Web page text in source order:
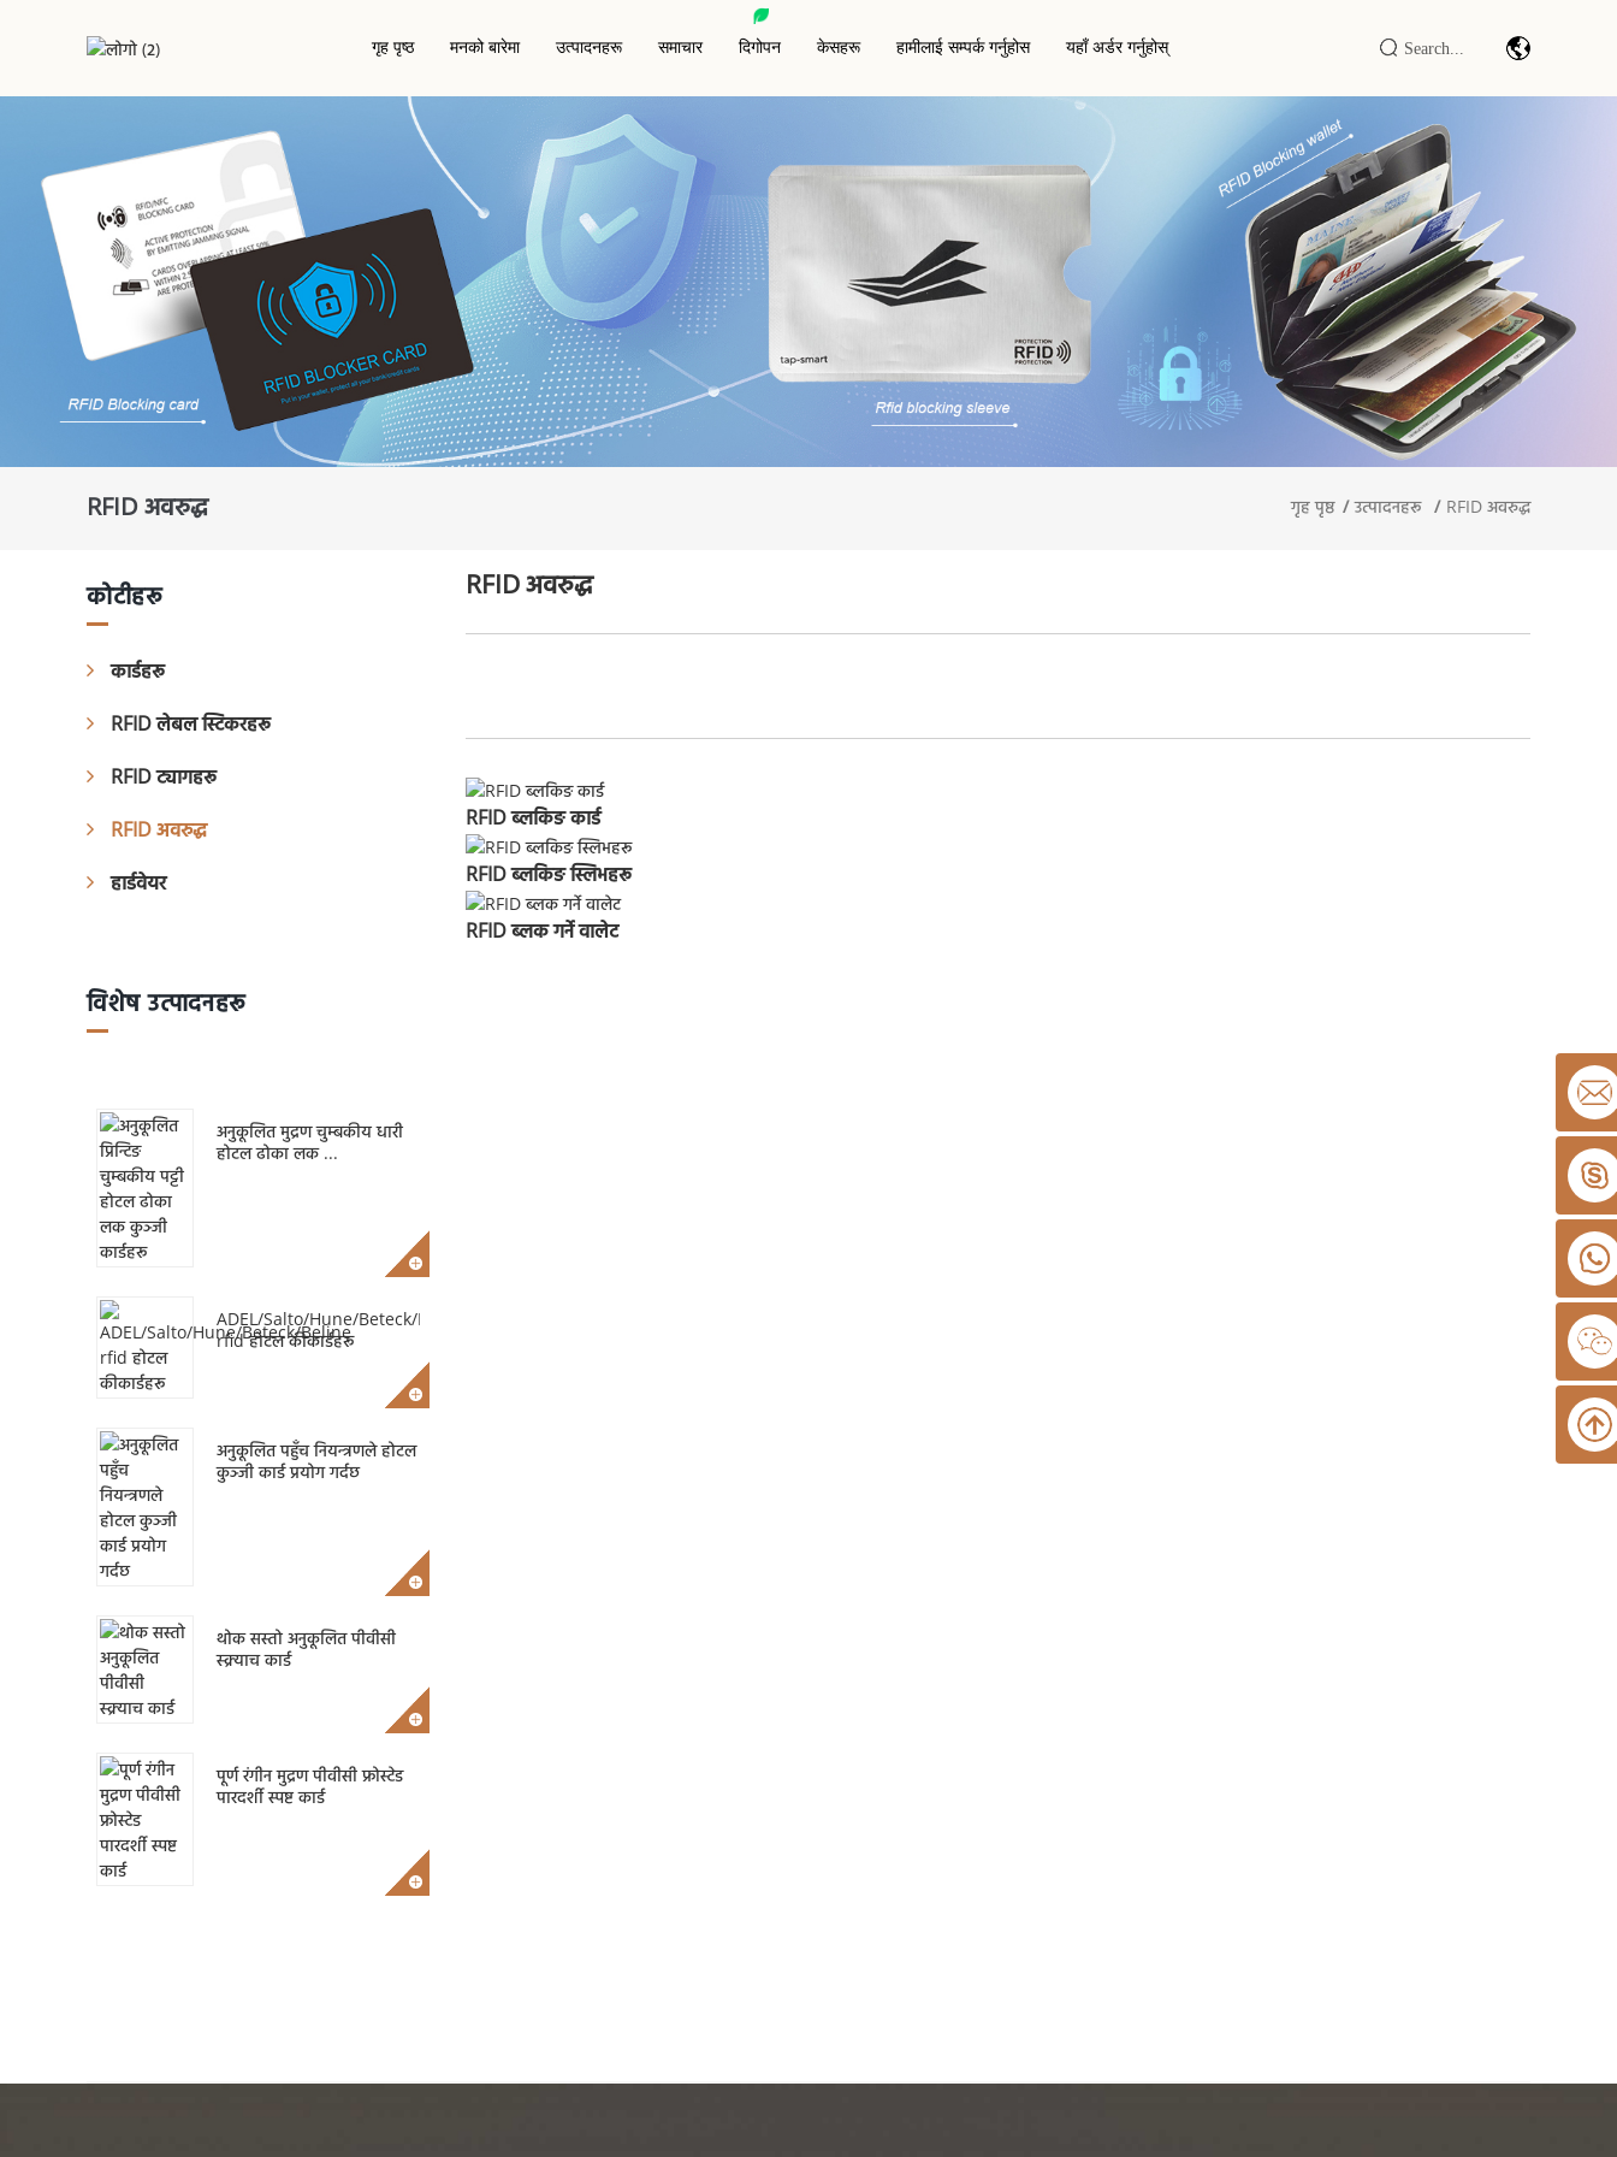
गृह पृष्ठ मनको बारेमा उत्पादनहरू
सम्पर्क आईसी चिप कार्ड
पीवीसी कार्डहरू
RFID इपोक्सी कार्ड
परियोजना-आधारित कार्ड
काठको आरएफआईडी कार्ड
धातु कार्ड
पर्यावरणमैत्री कार्ड
NFC प्रिन्टेड लेबल/स्टिकर
RFID ड्राई इन्ले
RFID वेट इन्ले/स्टिकर
RFID सेतो लेबल/स्टिकर
RFID रिस्टब्यान्ड
विशेष आरएफआईडी ट्यागहरू
RFID ब्लकिङ कार्ड
RFID ब्लकिङ स्लिभहरू
बारकोड स्क्यान मोड्युल/इन्जिन
औद्योगिक IOT DTU/RTU
RFID LF/HF/UHF रिडर/लेखक
RFID स्मार्ट क्याबिनेट / टर्मिनल
समाचार दिगोपन केसहरू हामीलाई सम्पर्क गर्नुहोस यहाँ अर्डर गर्नुहोस्
RFID अवरुद्ध गृह पृष्ठ उत्पादनहरू RFID अवरुद्ध
कोटीहरू
कार्डहरू
RFID लेबल स्टिकरहरू
RFID ट्यागहरू
RFID अवरुद्ध
हार्डवेयर
विशेष उत्पादनहरू
अनुकूलित मुद्रण चुम्बकीय धारी
होटल ढोका लक ...
ADEL/Salto/Hune/Beteck/Beline
rfid होटल कीकार्डहरू
अनुकूलित पहुँच नियन्त्रणले होटल
कुञ्जी कार्ड प्रयोग गर्दछ
थोक सस्तो अनुकूलित पीवीसी
स्क्र्याच कार्ड
पूर्ण रंगीन मुद्रण पीवीसी फ्रोस्टेड
पारदर्शी स्पष्ट कार्ड
RFID अवरुद्ध
RFID ब्लकिङ कार्ड
RFID ब्लकिङ स्लिभहरू
RFID ब्लक गर्ने वालेट